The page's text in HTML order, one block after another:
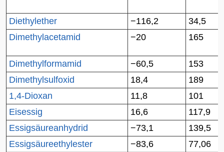
Diethylether −116,2
34,5
Dimethylacetamid
−20 165
Dimethylformamid −60,5
153
Dimethylsulfoxid
18,4
189
1,4-Dioxan
11,8
101
Eisessig
16,6
117,9
Essigsäureanhydrid
−73,1
139,5
Essigsäureethylester
−83,6
77,06